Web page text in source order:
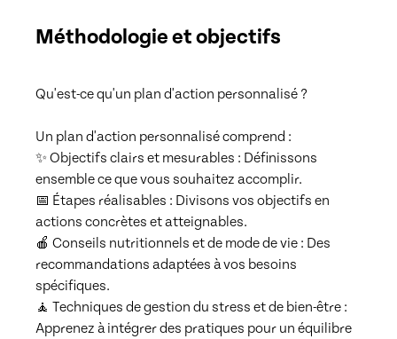
Méthodologie et objectifs
Qu'est-ce qu'un plan d'action personnalisé ?
Un plan d'action personnalisé comprend :
✨ Objectifs clairs et mesurables : Définissons
ensemble ce que vous souhaitez accomplir.
📅 Étapes réalisables : Divisons vos objectifs en
actions concrètes et atteignables.
🍎 Conseils nutritionnels et de mode de vie : Des
recommandations adaptées à vos besoins
spécifiques.
🧘 Techniques de gestion du stress et de bien-être :
Apprenez à intégrer des pratiques pour un équilibre